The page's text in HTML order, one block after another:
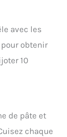
avec les
pour obtenir
10
de pâte et
chaque